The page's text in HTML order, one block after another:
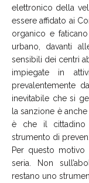
elettronico della
essere affidato ai
organico e
urbano, davanti
sensibili dei centri
impiegate in
prevalentemente
inevitabile che si
la sanzione è
è che il cittadino
strumento di
Per questo motivo
seria. Non
restano uno